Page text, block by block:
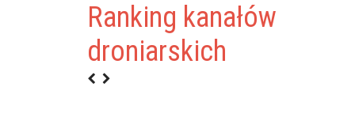
Ranking kanałów
droniarskich